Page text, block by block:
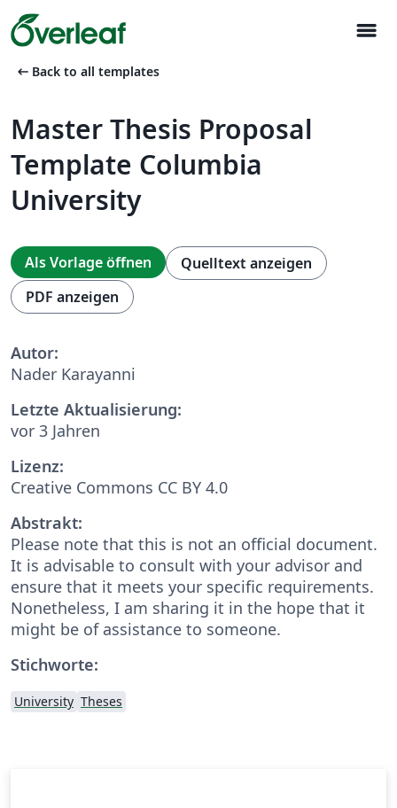
menu
arrow_left_alt Back to all templates
Master Thesis Proposal
Template Columbia
University
Als Vorlage öffnen
Quelltext anzeigen
PDF anzeigen
Autor:
Nader Karayanni
Letzte Aktualisierung:
vor 3 Jahren
Lizenz:
Creative Commons CC BY 4.0
Abstrakt:
Please note that this is not an official document.
It is advisable to consult with your advisor and
ensure that it meets your specific requirements.
Nonetheless, I am sharing it in the hope that it
might be of assistance to someone.
Stichworte:
University Theses